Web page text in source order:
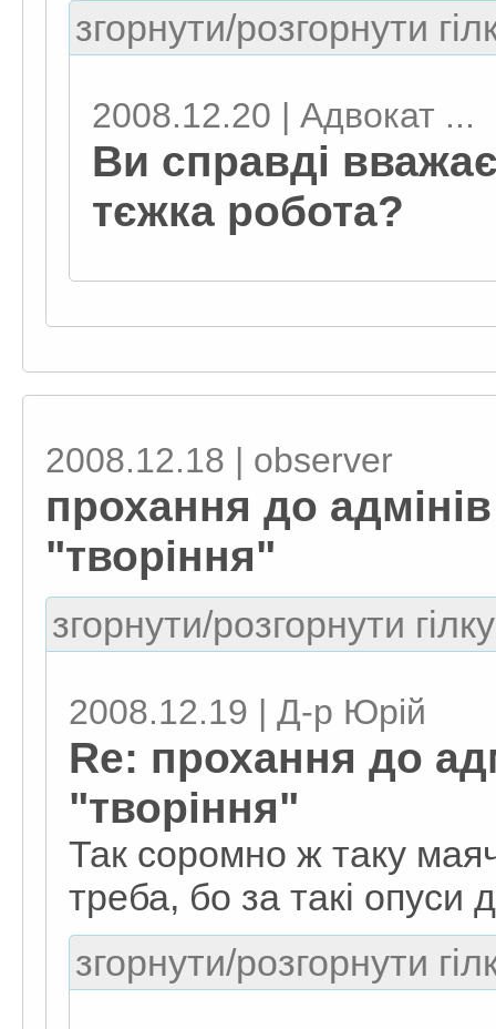
згорнути/розгорнути
2008.12.20 | Адвокат ...
Ви справді
тєжка робота?
2008.12.18 | observеr
прохання до
"творіння"
згорнути/розгорнути
2008.12.19 | Д-р Юрій
Re: прохання до
"творіння"
Так соромно ж таку
треба, бо за такі опуси
згорнути/розгорнути